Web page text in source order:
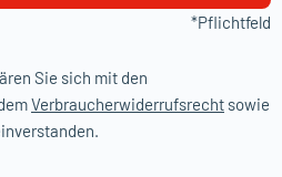
Sie sich mit den
Verbraucherwiderrufsrecht sowie
*Pflichtfeld